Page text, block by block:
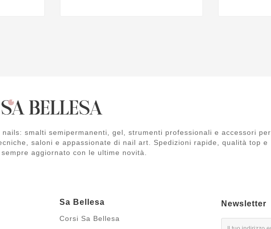
nails: smalti semipermanenti, gel, strumenti professionali e accessori per
saloni e appassionate di nail art. Spedizioni rapide, qualità top e
aggiornato con le ultime novità.
Sa Bellesa
Corsi Sa Bellesa
Newsletter